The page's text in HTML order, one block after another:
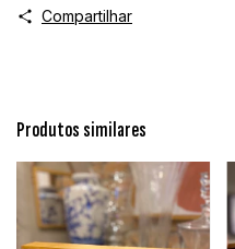
Compartilhar
Produtos similares